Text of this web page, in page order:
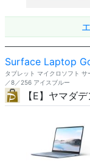
Surface Laptop
タブレット マイクロソフト
／8／256 アイスブルー
【E】ヤマダ